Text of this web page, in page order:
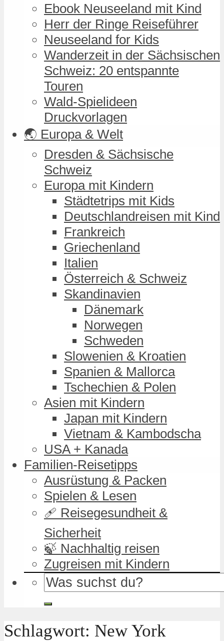
Ebook Neuseeland mit Kind
Herr der Ringe Reiseführer
Neuseeland for Kids
Wanderzeit in der Sächsischen
Schweiz: 20 entspannte
Touren
Wald-Spielideen
Druckvorlagen
🌏 Europa & Welt
Dresden & Sächsische
Schweiz
Europa mit Kindern
Städtetrips mit Kids
Deutschlandreisen mit Kind
Frankreich
Griechenland
Italien
Österreich & Schweiz
Skandinavien
Dänemark
Norwegen
Schweden
Slowenien & Kroatien
Spanien & Mallorca
Tschechien & Polen
Asien mit Kindern
Japan mit Kindern
Vietnam & Kambodscha
USA + Kanada
Familien-Reisetipps
Ausrüstung & Packen
Spielen & Lesen
🩹 Reisegesundheit &
Sicherheit
🍃 Nachhaltig reisen
Zugreisen mit Kindern
Schlagwort: New York